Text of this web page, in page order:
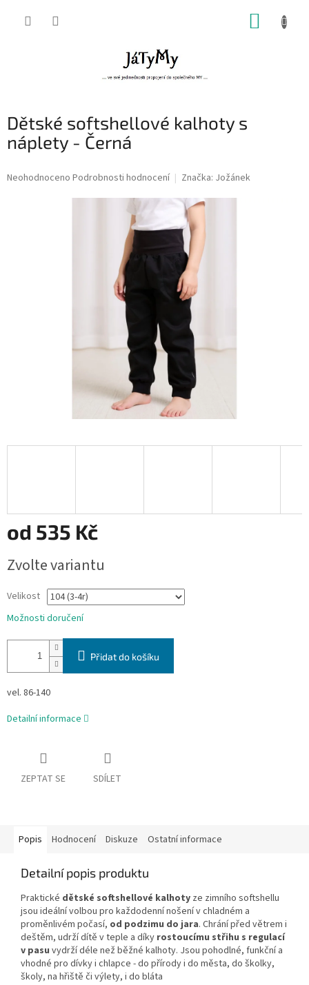
Dětské softshellové kalhoty s
náplety - Černá
Průměrné
Neohodnoceno Podrobnosti hodnocení Značka: Jožánek
od 535 Kč
cena:
Zvolte variantu
Velikost
Možnosti doručení
Přidat do košíku
vel. 86-140
Detailní informace
ZEPTAT SE SDÍLET
Popis Hodnocení Diskuze Ostatní informace
Detailní popis produktu
Praktické dětské softshellové kalhoty ze zimního softshellu
jsou ideální volbou pro každodenní nošení v chladném a
proměnlivém počasí, od podzimu do jara. Chrání před větrem i
deštěm, udrží dítě v teple a díky rostoucímu střihu s regulací
v pasu vydrží déle než běžné kalhoty. Jsou pohodlné, funkční a
vhodné pro dívky i chlapce - do přírody i do města, do školky,
školy, na hřiště či výlety, i do bláta